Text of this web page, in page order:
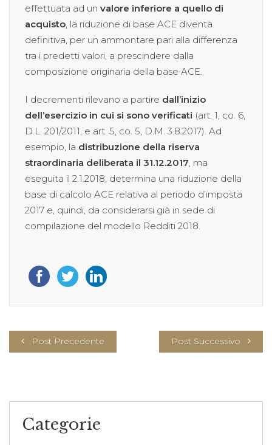
effettuata ad un valore inferiore a quello di
acquisto , la riduzione di base ACE diventa
definitiva, per un ammontare pari alla differenza
tra i predetti valori, a prescindere dalla
composizione originaria della base ACE.
I decrementi rilevano a partire dall’inizio
dell’esercizio in cui si sono verificati (art. 1, co. 6,
D.L. 201/2011, e art. 5, co. 5, D.M. 3.8.2017). Ad
esempio, la distribuzione della riserva
straordinaria deliberata il 31.12.2017 , ma
eseguita il 2.1.2018, determina una riduzione della
base di calcolo ACE relativa al periodo d’imposta
2017 e, quindi, da considerarsi già in sede di
compilazione del modello Redditi 2018.
Post Precedente Post Successivo
Categorie